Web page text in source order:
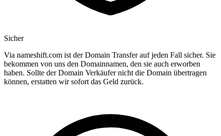
Sicher
Via nameshift.com ist der Domain Transfer auf jeden Fall sicher. Sie
bekommen von uns den Domainnamen, den sie auch erworben
haben. Sollte der Domain Verkäufer nicht die Domain übertragen
können, erstatten wir sofort das Geld zurück.